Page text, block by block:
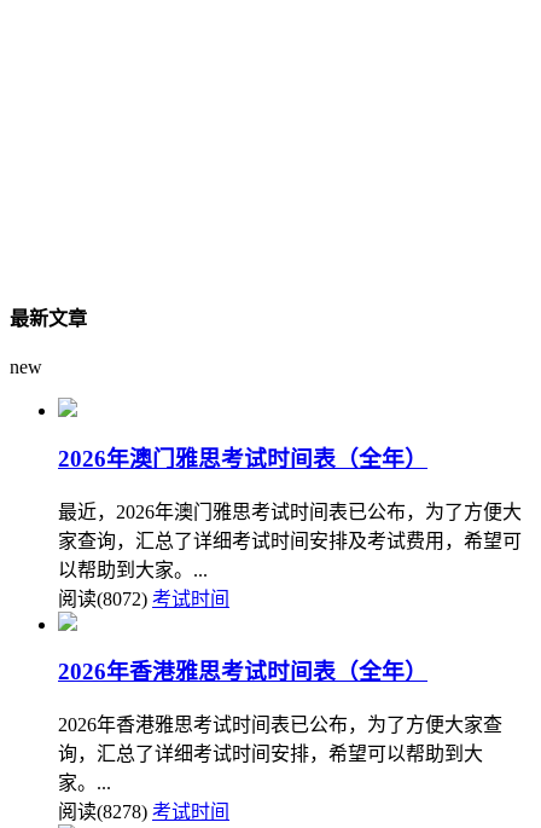
最新文章
new
2026年澳门雅思考试时间表（全年）
最近，2026年澳门雅思考试时间表已公布，为了方便大
家查询，汇总了详细考试时间安排及考试费用，希望可
以帮助到大家。...
阅读(8072) 考试时间
2026年香港雅思考试时间表（全年）
2026年香港雅思考试时间表已公布，为了方便大家查
询，汇总了详细考试时间安排，希望可以帮助到大
家。...
阅读(8278) 考试时间